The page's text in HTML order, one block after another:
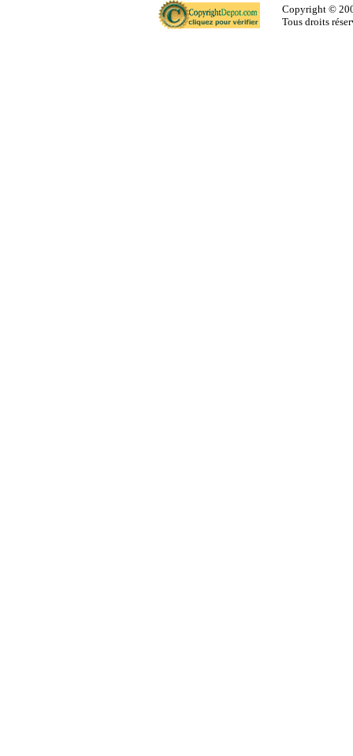
Copyright ©
Tous droits